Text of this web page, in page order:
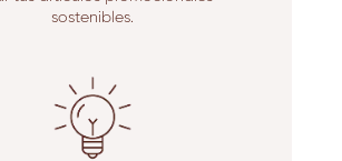
sostenibles.